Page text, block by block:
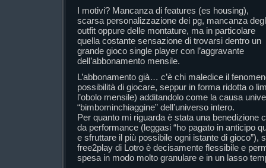
I motivi? Mancanza di features (es housing),
scarsa personalizzazione dei pg, mancanza
outfit oppure delle montature, ma in particolare
quella costante sensazione di trovarsi dentro un
grande gioco single player con l’aggravante
dell’abbonamento mensile.
L’abbonamento già… c’è chi maledice il
possibilità di giocare, seppur in forma ridotta o
l’obolo mensile) additandolo come la causa
“bimbominchiaggine” dell’universo intero.
Per quanto mi riguarda è stata una benedizione
da performance (leggasi “ho pagato in anticipo
e sfruttare il più possibile ogni istante di gioco”),
free2play di Lotro è decisamente flessibile e
spesa in modo molto granulare e in un lasso